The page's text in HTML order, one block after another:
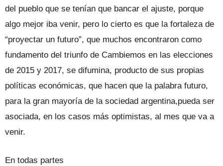
del pueblo que se tenían que bancar el ajuste, porque
algo mejor iba venir, pero lo cierto es que la fortaleza de
“proyectar un futuro”, que muchos encontraron como
fundamento del triunfo de Cambiemos en las elecciones
de 2015 y 2017, se difumina, producto de sus propias
políticas económicas, que hacen que la palabra futuro,
para la gran mayoría de la sociedad argentina,pueda ser
asociada, en los casos más optimistas, al mes que va a
venir.
En todas partes